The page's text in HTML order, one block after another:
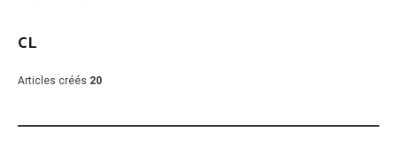
CL
Articles créés 20